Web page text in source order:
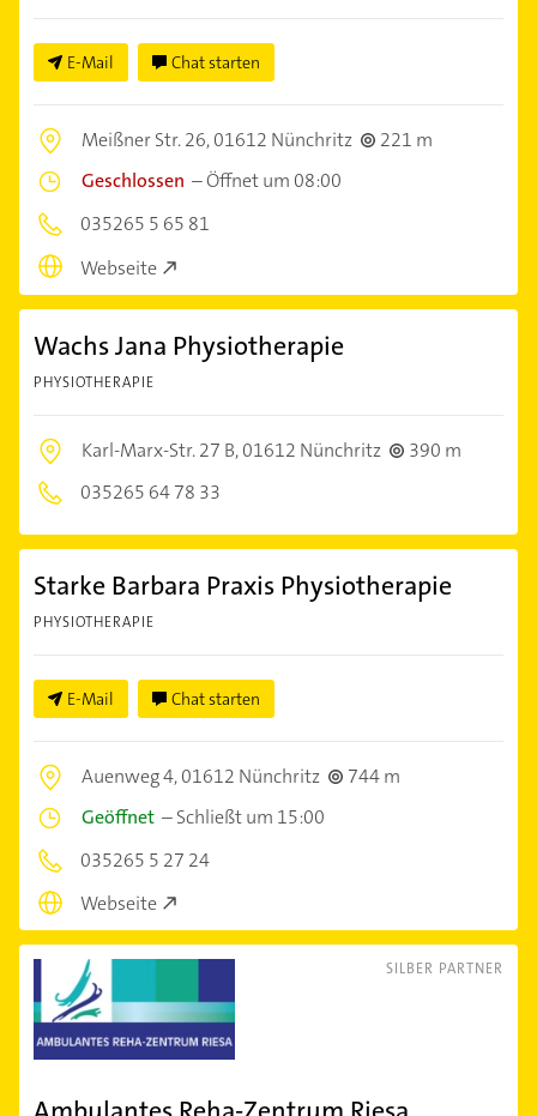
E-Mail Chat starten
Meißner Str. 26,01612 Nünchritz
221 m
Geschlossen –Öffnet um 08:00
035265 5 65 81
Webseite
Wachs Jana Physiotherapie
PHYSIOTHERAPIE
Karl-Marx-Str. 27 B,01612 Nünchritz
390 m
035265 64 78 33
Starke Barbara Praxis Physiotherapie
PHYSIOTHERAPIE
E-Mail Chat starten
Auenweg 4,01612 Nünchritz
744 m
Geöffnet –Schließt um 15:00
035265 5 27 24
Webseite
SILBER PARTNER